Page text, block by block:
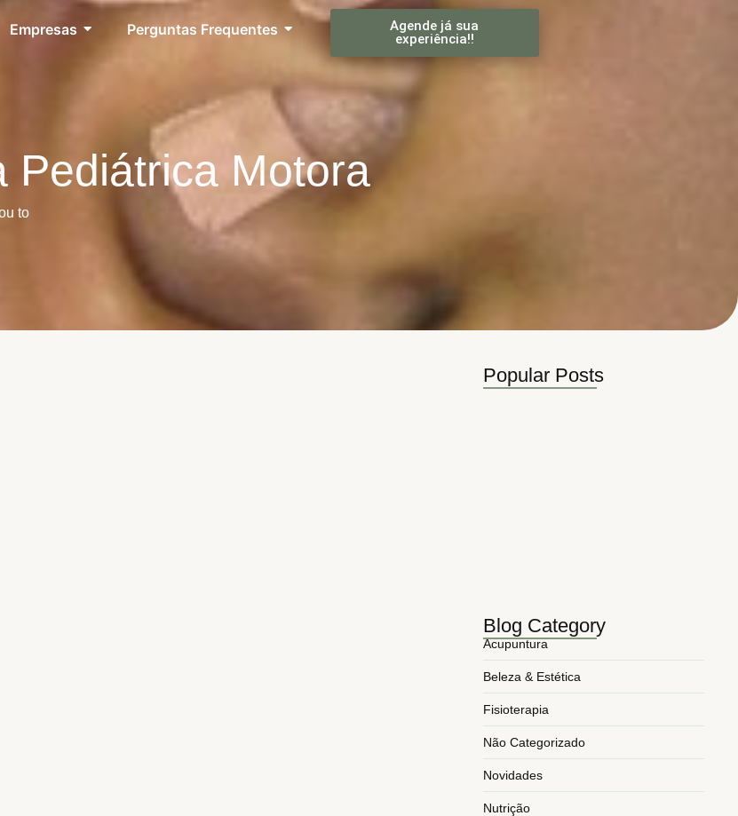
Empresas Perguntas Frequentes
Agende já sua
experiência!!
Pediátrica Motora
to
Popular Posts
Blog Category
Acupuntura
Beleza & Estética
Fisioterapia
Não Categorizado
Novidades
Nutrição